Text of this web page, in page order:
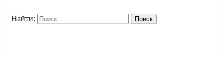
Найти: